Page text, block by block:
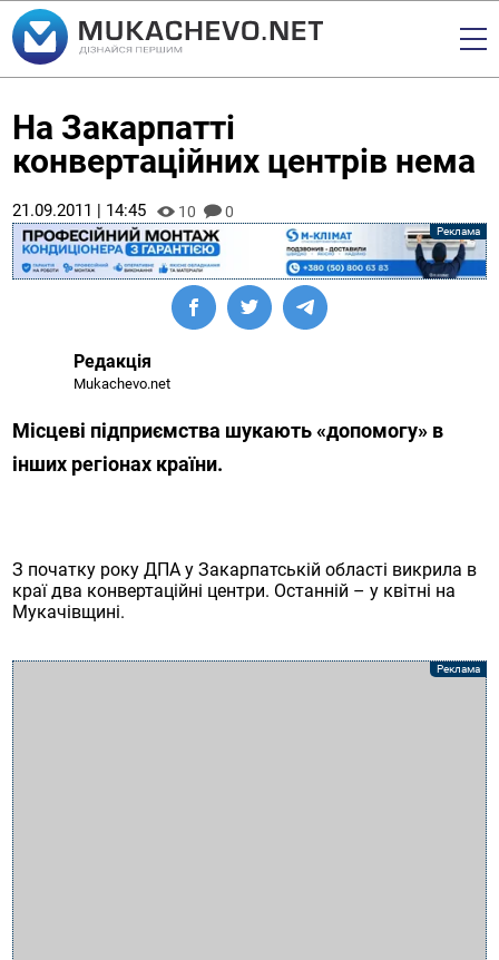
На Закарпатті
конвертаційних центрів нема
21.09.2011 | 14:45 10 0
Редакція
Mukachevo.net
Місцеві підприємства шукають «допомогу» в
інших регіонах країни.
З початку року ДПА у Закарпатській області викрила в
краї два конвертаційні центри. Останній – у квітні на
Мукачівщині.